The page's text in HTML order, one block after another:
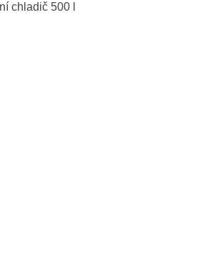
chladič 500 l